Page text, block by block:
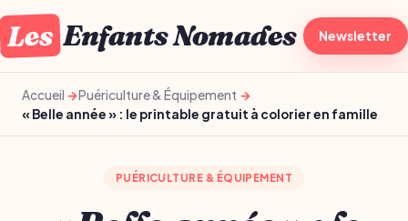
Les Enfants Nomades À la une
Newsletter
Accueil
Puériculture & Équipement
« Belle année » : le printable gratuit à colorier en famille
PUÉRICULTURE & ÉQUIPEMENT